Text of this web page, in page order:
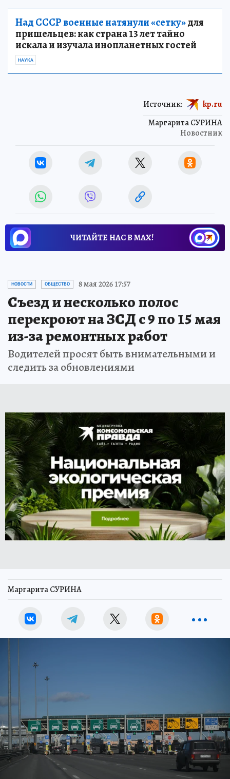
Над СССР военные натянули «сетку»для
пришельцев: как страна 13 лет тайно
искала и изучала инопланетных гостей
НАУКА
Маргарита СУРИНА
Новостник
Источник: kp.ru
ЧИТАЙТЕ НАС В МАХ!
НОВОСТИ ОБЩЕСТВО 8 мая 2026 17:57
Съезд и несколько полос
перекроют на ЗСД с 9 по 15 мая
из-за ремонтных работ
Водителей просят быть внимательными и
следить за обновлениями
Маргарита СУРИНА